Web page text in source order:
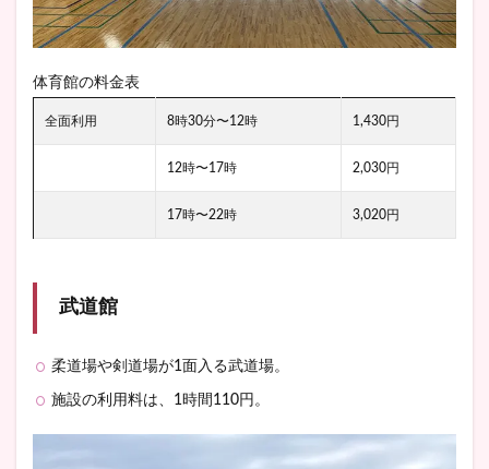
体育館の料金表
全面利用 8時30分〜12時 1,430円
12時〜17時 2,030円
17時〜22時 3,020円
武道館
柔道場や剣道場が1面入る武道場。
施設の利用料は、1時間110円。